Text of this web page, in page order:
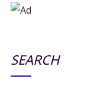
SEARCH